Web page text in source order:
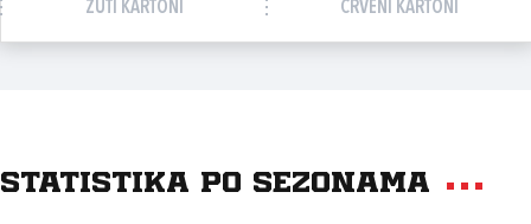
ŽUTI KARTONI CRVENI KARTONI
Statistika po sezonama